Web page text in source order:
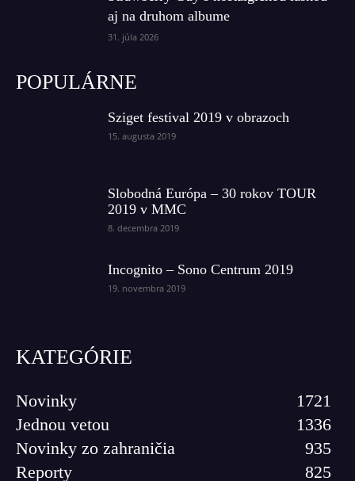
aj na druhom albume
31. júla 2026
POPULÁRNE
Sziget festival 2019 v obrazoch
15. augusta 2019
Slobodná Európa – 30 rokov TOUR
2019 v MMC
8. decembra 2019
Incognito – Sono Centrum 2019
19. novembra 2019
KATEGÓRIE
Novinky
1721
Jednou vetou
1336
Novinky zo zahraničia
935
Reporty
825